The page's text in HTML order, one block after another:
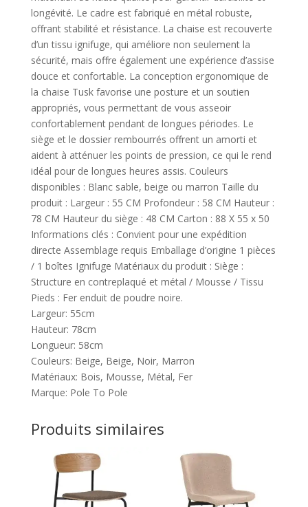
longévité. Le cadre est fabriqué en métal robuste,
offrant stabilité et résistance. La chaise est recouverte
d’un tissu ignifuge, qui améliore non seulement la
sécurité, mais offre également une expérience d’assise
douce et confortable. La conception ergonomique de
la chaise Tusk favorise une posture et un soutien
appropriés, vous permettant de vous asseoir
confortablement pendant de longues périodes. Le
siège et le dossier rembourrés offrent un amorti et
aident à atténuer les points de pression, ce qui le rend
idéal pour de longues heures assis. Couleurs
disponibles : Blanc sable, beige ou marron Taille du
produit : Largeur : 55 CM Profondeur : 58 CM Hauteur :
78 CM Hauteur du siège : 48 CM Carton : 88 X 55 x 50
Informations clés : Convient pour une expédition
directe Assemblage requis Emballage d’origine 1 pièces
/ 1 boîtes Ignifuge Matériaux du produit : Siège :
Structure en contreplaqué et métal / Mousse / Tissu
Pieds : Fer enduit de poudre noire.
Largeur: 55cm
Hauteur: 78cm
Longueur: 58cm
Couleurs: Beige, Beige, Noir, Marron
Matériaux: Bois, Mousse, Métal, Fer
Marque: Pole To Pole
Produits similaires